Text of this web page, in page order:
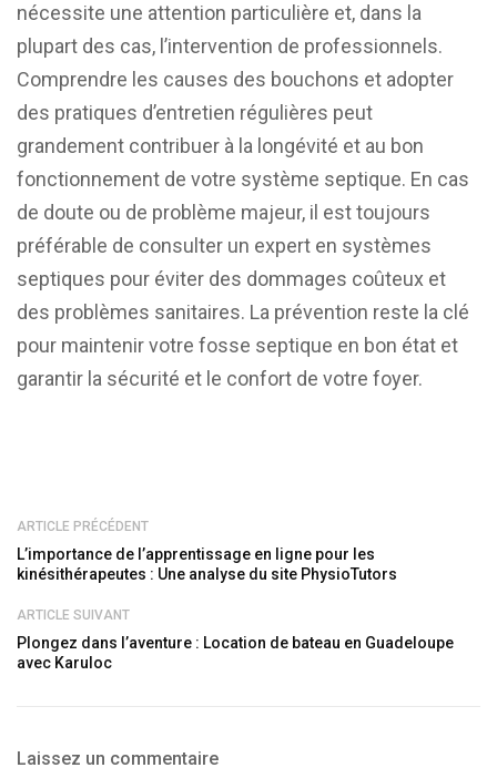
nécessite une attention particulière et, dans la
plupart des cas, l’intervention de professionnels.
Comprendre les causes des bouchons et adopter
des pratiques d’entretien régulières peut
grandement contribuer à la longévité et au bon
fonctionnement de votre système septique. En cas
de doute ou de problème majeur, il est toujours
préférable de consulter un expert en systèmes
septiques pour éviter des dommages coûteux et
des problèmes sanitaires. La prévention reste la clé
pour maintenir votre fosse septique en bon état et
garantir la sécurité et le confort de votre foyer.
ARTICLE PRÉCÉDENT
L’importance de l’apprentissage en ligne pour les
kinésithérapeutes : Une analyse du site PhysioTutors
ARTICLE SUIVANT
Plongez dans l’aventure : Location de bateau en Guadeloupe
avec Karuloc
Laissez un commentaire